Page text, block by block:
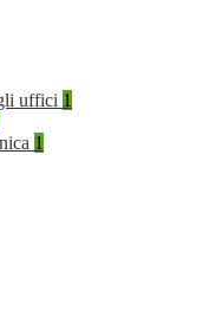
uffici 1
1